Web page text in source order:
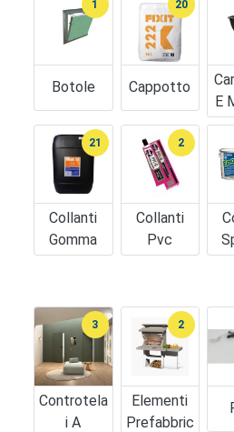
Botole
1
Cappotto
20
E
Collanti
Gomma
21
Collanti
Pvc
2
Controtela
I A
3
Elementi
Prefabbric
2